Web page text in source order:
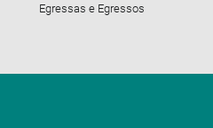
Egressas e Egressos